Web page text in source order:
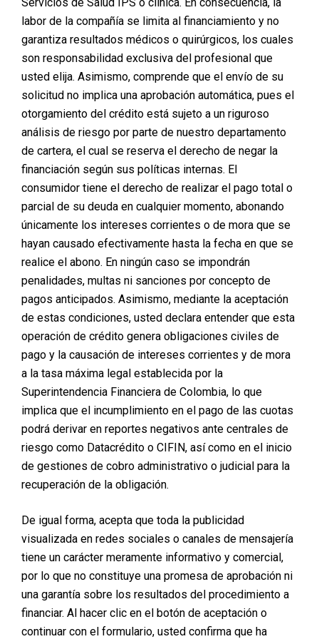
combina la liposucción con la abdominoplastia,
permitiendo eliminar el exceso de grasa y piel, al
tiempo que se refuerzan los músculos abdominales. Es
apariencia de su abdomen y recuperar una figura más
armoniosa. A continuación, exploramos sus principales
beneficios:
1.Redefine la Figura
El procedimiento permite eliminar el exceso de piel y
grasa en la zona abdominal, esculpiendo el contorno
firme y estilizado, proporcionando una apariencia más
proporcionada y tonificada.
2.Corrección de la Diástasis Abdominal
Tras embarazos o cambios drásticos de peso, los
músculos abdominales pueden separarse, generando
debilidad en la zona media del cuerpo. La
lipoabdominoplastia corrige esta separación mediante
la reparación de la pared abdominal, ofreciendo un
abdomen más plano y firme.
3.Mejora de la Postura y Reducción de Dolor
Lumbar
Al fortalecer la musculatura abdominal, se proporciona
un mejor soporte a la columna vertebral. Esto
contribuye a una postura más erguida y puede reducir
soporte en el core.
Con hábitos saludables, como una alimentación
equilibrada y ejercicio regular, los resultados de la
lipoabdominoplastia pueden mantenerse en el tiempo.
Aunque el cuerpo sigue su proceso natural de
envejecimiento, la mejora en la silueta es notable y
prolongada.
5.Impacto en la Autoestima y Confianza
Servicios de Salud IPS o clínica. En consecuencia, la
labor de la compañía se limita al financiamiento y no
garantiza resultados médicos o quirúrgicos, los cuales
son responsabilidad exclusiva del profesional que
usted elija. Asimismo, comprende que el envío de su
solicitud no implica una aprobación automática, pues el
otorgamiento del crédito está sujeto a un riguroso
análisis de riesgo por parte de nuestro departamento
de cartera, el cual se reserva el derecho de negar la
financiación según sus políticas internas. El
consumidor tiene el derecho de realizar el pago total o
parcial de su deuda en cualquier momento, abonando
únicamente los intereses corrientes o de mora que se
hayan causado efectivamente hasta la fecha en que se
realice el abono. En ningún caso se impondrán
penalidades, multas ni sanciones por concepto de
pagos anticipados. Asimismo, mediante la aceptación
de estas condiciones, usted declara entender que esta
operación de crédito genera obligaciones civiles de
pago y la causación de intereses corrientes y de mora
a la tasa máxima legal establecida por la
Superintendencia Financiera de Colombia, lo que
implica que el incumplimiento en el pago de las cuotas
podrá derivar en reportes negativos ante centrales de
riesgo como Datacrédito o CIFIN, así como en el inicio
de gestiones de cobro administrativo o judicial para la
recuperación de la obligación.
De igual forma, acepta que toda la publicidad
visualizada en redes sociales o canales de mensajería
tiene un carácter meramente informativo y comercial,
por lo que no constituye una promesa de aprobación ni
una garantía sobre los resultados del procedimiento a
financiar. Al hacer clic en el botón de aceptación o
continuar con el formulario, usted confirma que ha